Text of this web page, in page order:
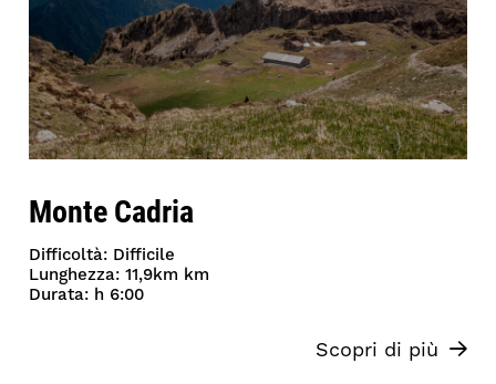
Monte Cadria
Difficoltà: Difficile
Lunghezza: 11,9km km
Durata: h 6:00
Scopri di più